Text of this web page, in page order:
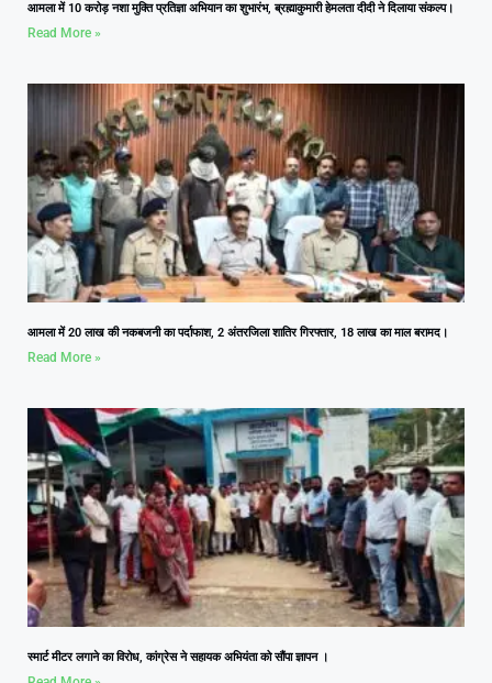
आमला में 10 करोड़ नशा मुक्ति प्रतिज्ञा अभियान का शुभारंभ, ब्रह्माकुमारी हेमलता दीदी ने दिलाया संकल्प।
Read More »
आमला में 20 लाख की नकबजनी का पर्दाफाश, 2 अंतरजिला शातिर गिरफ्तार, 18 लाख का माल बरामद।
Read More »
स्मार्ट मीटर लगाने का विरोध, कांग्रेस ने सहायक अभियंता को सौंपा ज्ञापन ।